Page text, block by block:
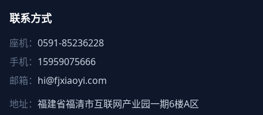
联系方式
座机： 0591-85236228
手机： 15959075666
邮箱： hi@fjxiaoyi.com
地址： 福建省福清市互联网产业园一期6楼A区